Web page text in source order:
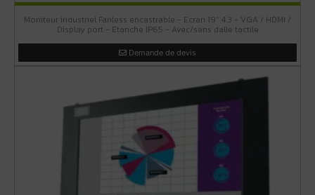
Moniteur industriel Fanless encastrable - Ecran 19" 4:3 - VGA / HDMI /
Display port - Etanche IP65 - Avec/sans dalle tactile
Demande de devis